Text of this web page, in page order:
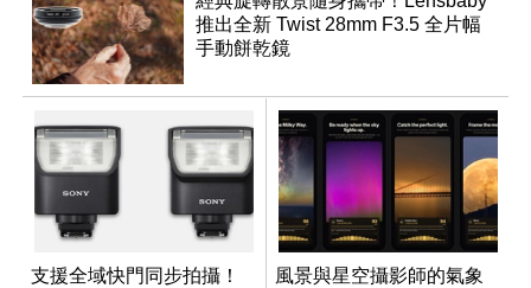
推出全新 Twist 28mm F3.5 全片幅
手動餅乾鏡
支援全域快門同步拍攝！
風景與星空攝影師的氣象